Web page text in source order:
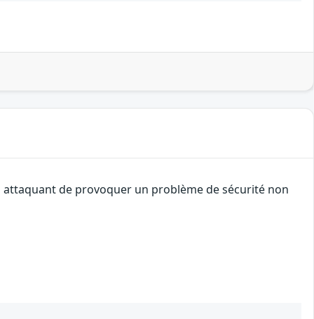
attaquant de provoquer un problème de sécurité non